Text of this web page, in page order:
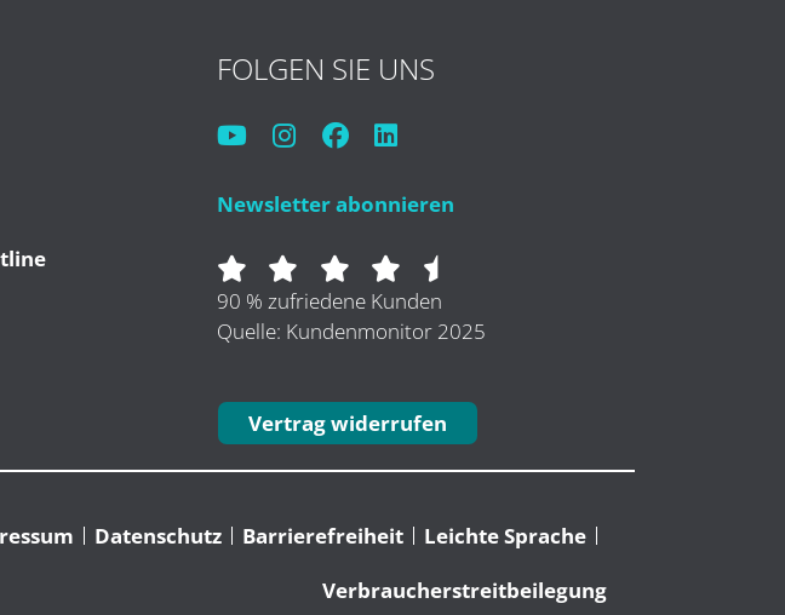
FOLGEN SIE UNS
Newsletter abonnieren
90 % zufriedene Kunden
Quelle: Kundenmonitor 2025
Vertrag widerrufen
Datenschutz Barrierefreiheit
Leichte Sprache
Verbraucherstreitbeilegung